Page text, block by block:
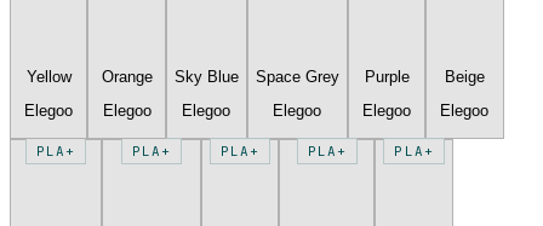
Yellow
Elegoo
Orange
Elegoo
Sky Blue
Elegoo
Space Grey
Elegoo
Purple
Elegoo
Beige
Elegoo
PLA+ PLA+ PLA+ PLA+ PLA+